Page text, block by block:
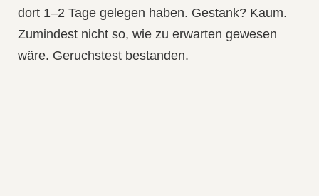
dort 1–2 Tage gelegen haben. Gestank? Kaum.
Zumindest nicht so, wie zu erwarten gewesen
wäre. Geruchstest bestanden.